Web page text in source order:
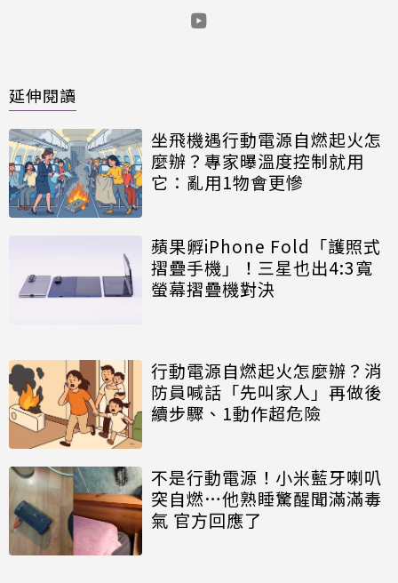
延伸閱讀
坐飛機遇行動電源自燃起火怎
麼辦？專家曝溫度控制就用
它：亂用1物會更慘
蘋果孵iPhone Fold「護照式
摺疊手機」！三星也出4:3寬
螢幕摺疊機對決
行動電源自燃起火怎麼辦？消
防員喊話「先叫家人」再做後
續步驟、1動作超危險
不是行動電源！小米藍牙喇叭
突自燃…他熟睡驚醒聞滿滿毒
氣 官方回應了